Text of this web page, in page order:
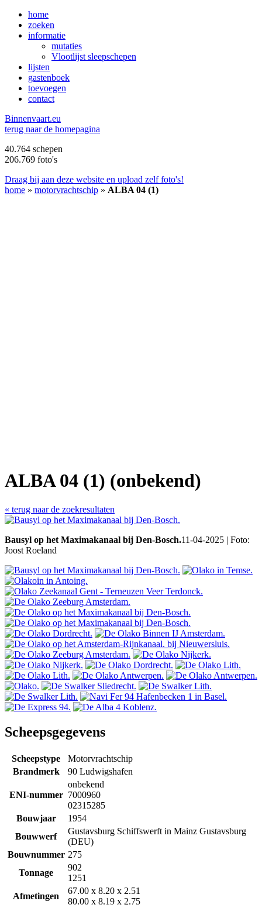
home
zoeken
informatie
mutaties
Vlootlijst sleepschepen
lijsten
gastenboek
toevoegen
contact
Binnenvaart.eu
terug naar de homepagina
40.764 schepen
206.769 foto's
Draag bij aan deze website en upload zelf foto's!
home » motorvrachtschip » ALBA 04 (1)
ALBA 04 (1) (onbekend)
« terug naar de zoekresultaten
Bausyl op het Maximakanaal bij Den-Bosch.11-04-2025 | Foto:
Joost Roeland
Scheepsgegevens
Scheepstype
Motorvrachtschip
Brandmerk
90 Ludwigshafen
ENI-nummer
onbekend
7000960
02315285
Bouwjaar
1954
Bouwwerf
Gustavsburg Schiffswerft in Mainz Gustavsburg
(DEU)
Bouwnummer 275
Tonnage
902
1251
Afmetingen
67.00 x 8.20 x 2.51
80.00 x 8.19 x 2.75